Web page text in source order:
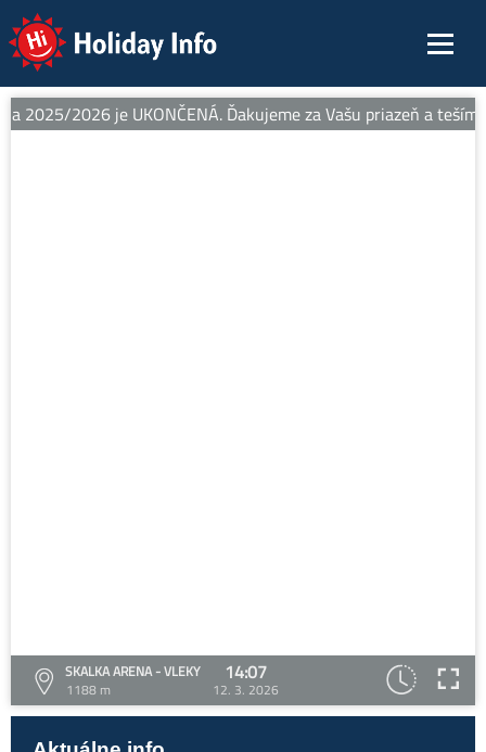
Holiday Info
2025/2026 je UKONČENÁ. Ďakujeme za Vašu priazeň a
SKALKA ARENA - VLEKY
1188 m
14:07
12. 3. 2026